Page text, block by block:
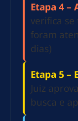
Etapa 4 –
verifica
foram
dias)
Etapa 5 –
Juiz
busca e